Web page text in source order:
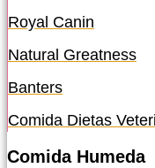
Royal Canin
Natural Greatness
Banters
Comida Dietas
Comida Humeda